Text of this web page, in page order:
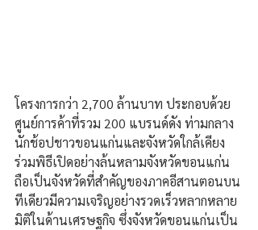
โครงการกว่า 2,700 ล้านบาท ประกอบด้วย
ศูนย์การค้าที่รวม 200 แบรนด์ดัง ท่ามกลาง
นักช้อปชาวขอนแก่นและจังหวัดใกล้เคียง
ร่วมพิธีเปิดอย่างล้นหลามจังหวัดขอนแก่น
ถือเป็นจังหวัดที่สำคัญของภาคอีสานตอนบน
ทีเดียวมีความเจริญอย่างรวดเร็วหลากหลาย
มิติในด้านเศรษฐกิจ ซึ่งจังหวัดขอนแก่นเป็น